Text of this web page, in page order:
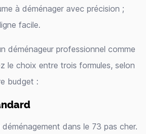
à déménager avec précision ;
facile.
déménageur professionnel comme
le choix entre trois formules, selon
budget :
dans le 73 pas cher.